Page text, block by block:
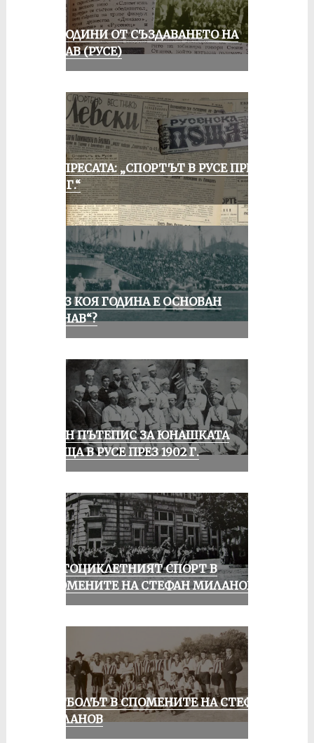
70 ГОДИНИ ОТ СЪЗДАВАНЕТО НА
ДУНАВ (РУСЕ)
ОТ ПРЕСАТА: „СПОРТЪТ В РУСЕ ПРЕЗ
1935 Г.“
ПРЕЗ КОЯ ГОДИНА Е ОСНОВАН
„ДУНАВ“?
ЕДИН ПЪТЕПИС ЗА ЮНАШКАТА
СРЕЩА В РУСЕ ПРЕЗ 1902 Г.
МОТОЦИКЛЕТНИЯТ СПОРТ В
СПОМЕНИТЕ НА СТЕФАН МИЛАНОВ
ФУТБОЛЪТ В СПОМЕНИТЕ НА СТЕФАН
МИЛАНОВ